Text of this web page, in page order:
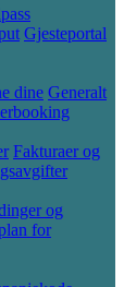
Gjesteportal
dine Generalt
Fakturaer og
og
for